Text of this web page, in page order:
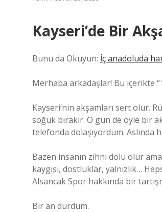
Kayseri’de Bir
Bunu da Okuyun: İç anadoluda
Merhaba arkadaşlar! Bu içerikte
Kayseri’nin akşamları sert olur.
soğuk bırakır. O gün de öyle bir
telefonda dolaşıyordum. Aslında
Bazen insanın zihni dolu olur
kaygısı, dostluklar, yalnızlık…
Alsancak Spor hakkında bir
Bir an durdum.